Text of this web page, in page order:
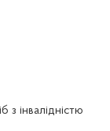
з інвалідністю